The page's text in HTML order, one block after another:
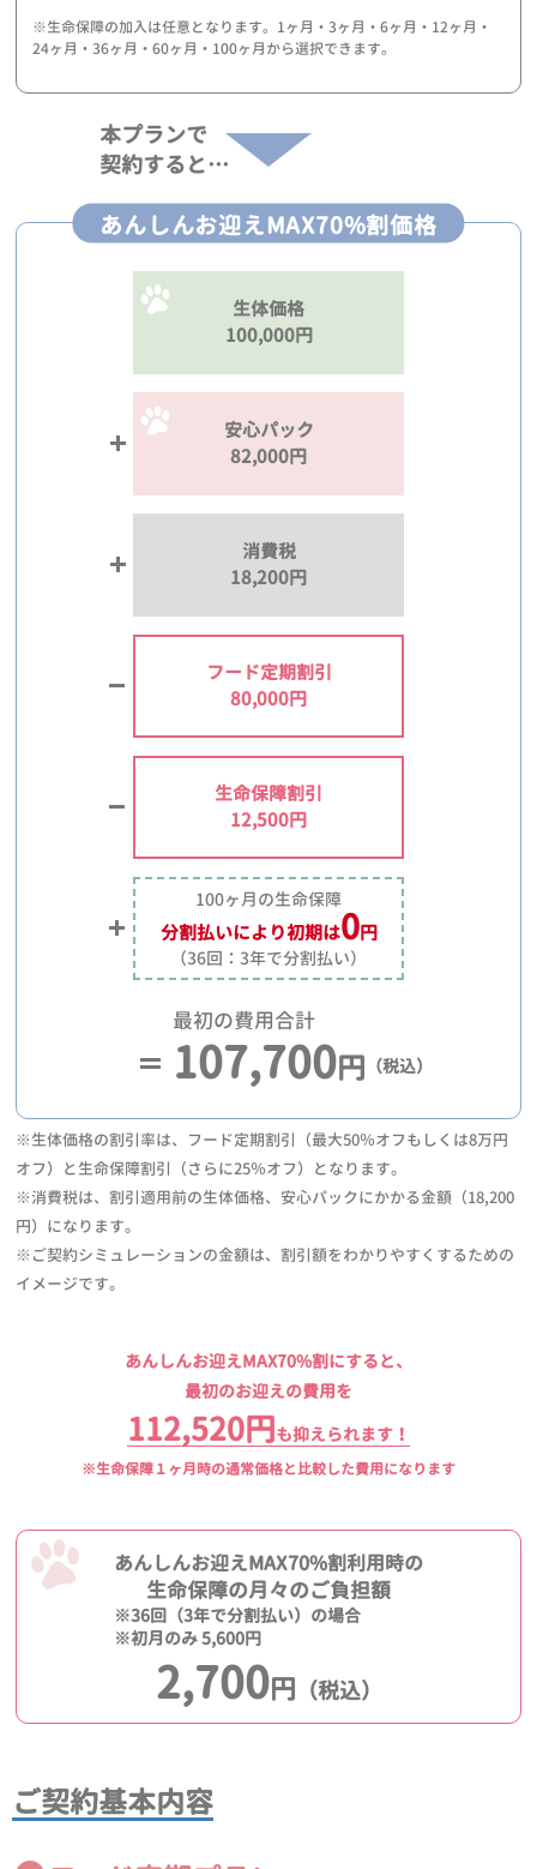
※生命保障の加入は任意となります。1ヶ月・3ヶ月・6ヶ月・12ヶ月・
24ヶ月・36ヶ月・60ヶ月・100ヶ月から選択できます。
本プランで
契約すると…
あんしんお迎えMAX70%割価格
生体価格
100,000円
安心パック
82,000円
消費税
18,200円
フード定期割引
80,000円
生命保障割引
12,500円
100ヶ月の生命保障
分割払いにより初期は0円
（36回：3年で分割払い）
最初の費用合計
107,700円 （税込）
※生体価格の割引率は、フード定期割引（最大50％オフもしくは8万円
オフ）と生命保障割引（さらに25％オフ）となります。
※消費税は、割引適用前の生体価格、安心パックにかかる金額（18,200
円）になります。
※ご契約シミュレーションの金額は、割引額をわかりやすくするための
イメージです。
あんしんお迎えMAX70%割にすると、
最初のお迎えの費用を
112,520円も抑えられます！
※生命保障１ヶ月時の通常価格と比較した費用になります
あんしんお迎えMAX70%割利用時の
生命保障の月々のご負担額
※36回（3年で分割払い）の場合
※初月のみ 5,600円
2,700円 （税込）
ご契約基本内容